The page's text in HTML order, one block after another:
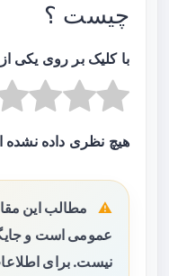
چیست ؟
با کلیک بر روی یکی از ستاره ها از
هیچ نظری داده
مطالب این
عمومی است و
نیست. برای